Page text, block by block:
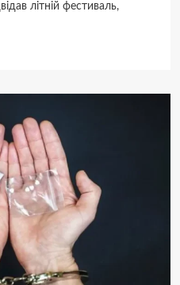
літній фестиваль,